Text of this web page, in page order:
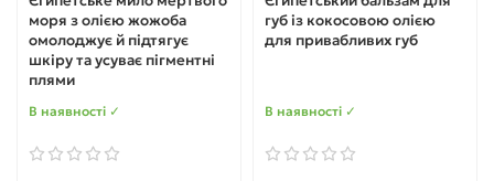
моря з олією жожоба
омолоджує й підтягує
шкіру та усуває пігментні
плями
В наявності ✓
губ із кокосовою олією
для привабливих губ
В наявності ✓